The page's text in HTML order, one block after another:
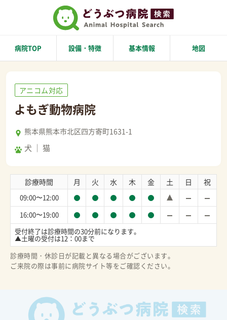
病院TOP 設備・特徴 基本情報 地図
アニコム対応
よもぎ動物病院
熊本県熊本市北区四方寄町1631-1
犬 猫
診療時間 月 火 水 木 金 土 日 祝
09:00〜12:00
16:00〜19:00
受付終了は診療時間の30分前になります。
▲土曜の受付は12：00まで
診療時間・休診日が記載と異なる場合がございます。
ご来院の際は事前に病院サイト等をご確認ください。